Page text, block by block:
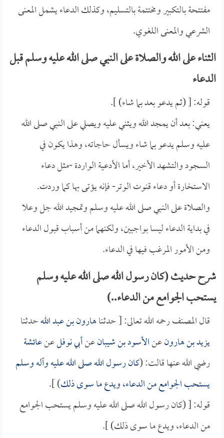
مفتتحة بالتكبير ومختتمة بالتسليم، وكذلك الدعاء يشمل المعنى
الشرعي والمعنى اللغوي.
الثناء على الله والصلاة على النبي صلى الله عليه وسلم قبل
الدعاء
قوله: [ (ثم يدعو بعد بما شاء) ].
يعني: بعد أن يمجد الله ويثني عليه ويصلي على النبي صلى الله
عليه وسلم يدعو بما شاء ويسأل حاجاته، وهذا يكون في
السجود والتشهد الأخير، أما الأدعية الواردة -مثل دعاء
الاستخارة أو دعاء قنوت الوتر- فإنه يؤتى بها كما وردت.
والصلاة على النبي صلى الله عليه وسلم وتمجيد الله جل وعلا
في بداية الدعاء ليسا بواجبين، ولكنهما من أسباب قبول الدعاء
ومن الأمور المرغب فيها في الدعاء.
شرح حديث (كان رسول الله صلى الله عليه وسلم
يستحب الجوامع من الدعاء..)
قال المصنف رحمه الله تعالى: [ حدثناهارون بن عبد اللهحدثنا
يزيد بن هارونعنالأسود بن شيبانعنأبي نوفلعنعائشة
رضي الله عنها قالت: (كان رسول الله صلى الله عليه وآله وسلم
يستحب الجوامع من الدعاء، ويدع ما سوى ذلك) ].
قوله: [ (كان رسول الله صلى الله عليه وسلم يستحب الجوامع
من الدعاء، ويدع ما سوى ذلك) ].